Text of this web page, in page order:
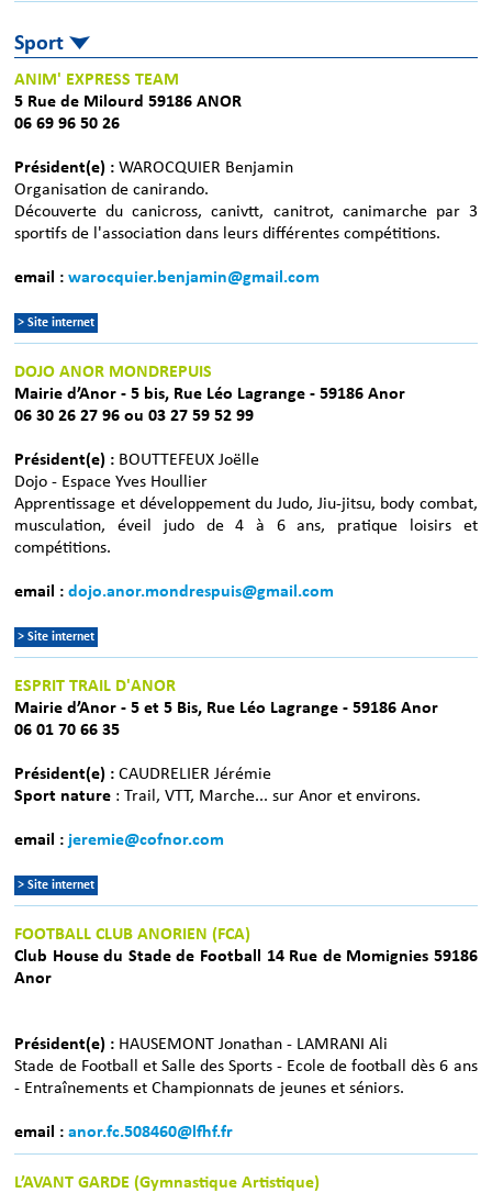
Sport
ANIM' EXPRESS TEAM
5 Rue de Milourd 59186 ANOR
06 69 96 50 26
Président(e) : WAROCQUIER Benjamin
Organisation de canirando.
Découverte du canicross, canivtt, canitrot, canimarche par 3
sportifs de l'association dans leurs différentes compétitions.
email : warocquier.benjamin@gmail.com
> Site internet
DOJO ANOR MONDREPUIS
Mairie d’Anor - 5 bis, Rue Léo Lagrange - 59186 Anor
06 30 26 27 96 ou 03 27 59 52 99
Président(e) : BOUTTEFEUX Joëlle
Dojo - Espace Yves Houllier
Apprentissage et développement du Judo, Jiu-jitsu, body combat,
musculation, éveil judo de 4 à 6 ans, pratique loisirs et
compétitions.
email : dojo.anor.mondrespuis@gmail.com
> Site internet
ESPRIT TRAIL D'ANOR
Mairie d’Anor - 5 et 5 Bis, Rue Léo Lagrange - 59186 Anor
06 01 70 66 35
Président(e) : CAUDRELIER Jérémie
Sport nature : Trail, VTT, Marche... sur Anor et environs.
email : jeremie@cofnor.com
> Site internet
FOOTBALL CLUB ANORIEN (FCA)
Club House du Stade de Football 14 Rue de Momignies 59186
Anor
Président(e) : HAUSEMONT Jonathan - LAMRANI Ali
Stade de Football et Salle des Sports - Ecole de football dès 6 ans
- Entraînements et Championnats de jeunes et séniors.
email : anor.fc.508460@lfhf.fr
L’AVANT GARDE (Gymnastique Artistique)